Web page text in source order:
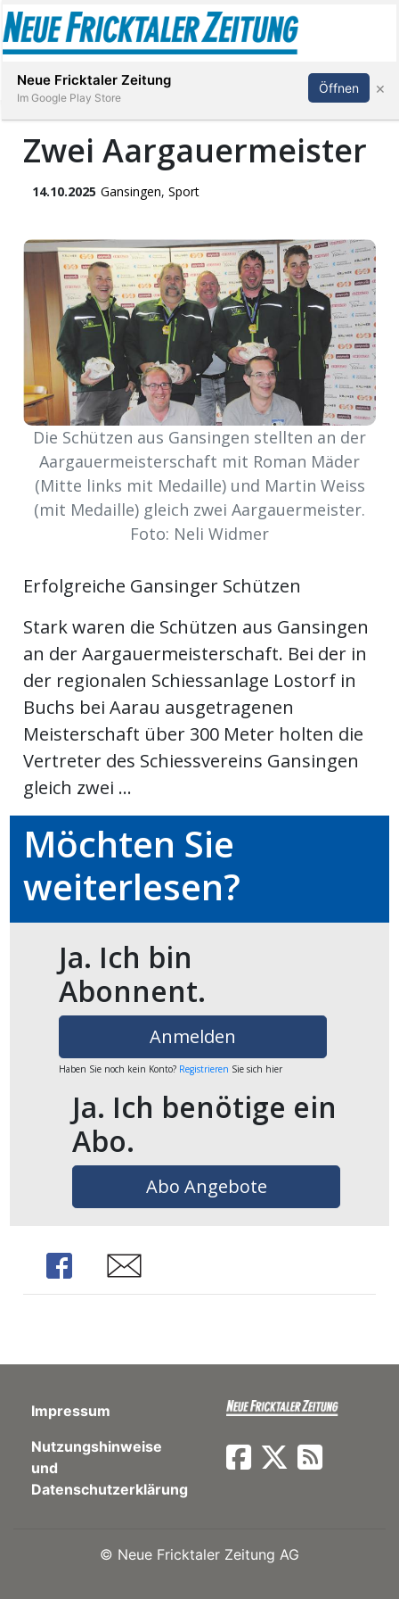
E-
Paper
App
Abonnieren Anmelden
Zwei Aargauermeister
14.10.2025 Gansingen,Sport
Die Schützen aus Gansingen stellten an der
Aargauermeisterschaft mit Roman Mäder
(Mitte links mit Medaille) und Martin Weiss
(mit Medaille) gleich zwei Aargauermeister.
Foto: Neli Widmer
Erfolgreiche Gansinger Schützen
Stark waren die Schützen aus Gansingen
an der Aargauermeisterschaft. Bei der in
der regionalen Schiessanlage Lostorf in
Buchs bei Aarau ausgetragenen
Meisterschaft über 300 Meter holten die
Vertreter des Schiessvereins Gansingen
gleich zwei ...
Möchten Sie
weiterlesen?
Ja. Ich bin
Abonnent.
Anmelden
Haben Sie noch kein Konto? Registrieren Sie sich hier
Ja. Ich benötige ein
Abo.
Abo Angebote
Share Share
Impressum
Nutzungshinweise
und
Datenschutzerklärung
© Neue Fricktaler Zeitung AG
Neue Fricktaler Zeitung
Im Google Play Store
Öffnen ×